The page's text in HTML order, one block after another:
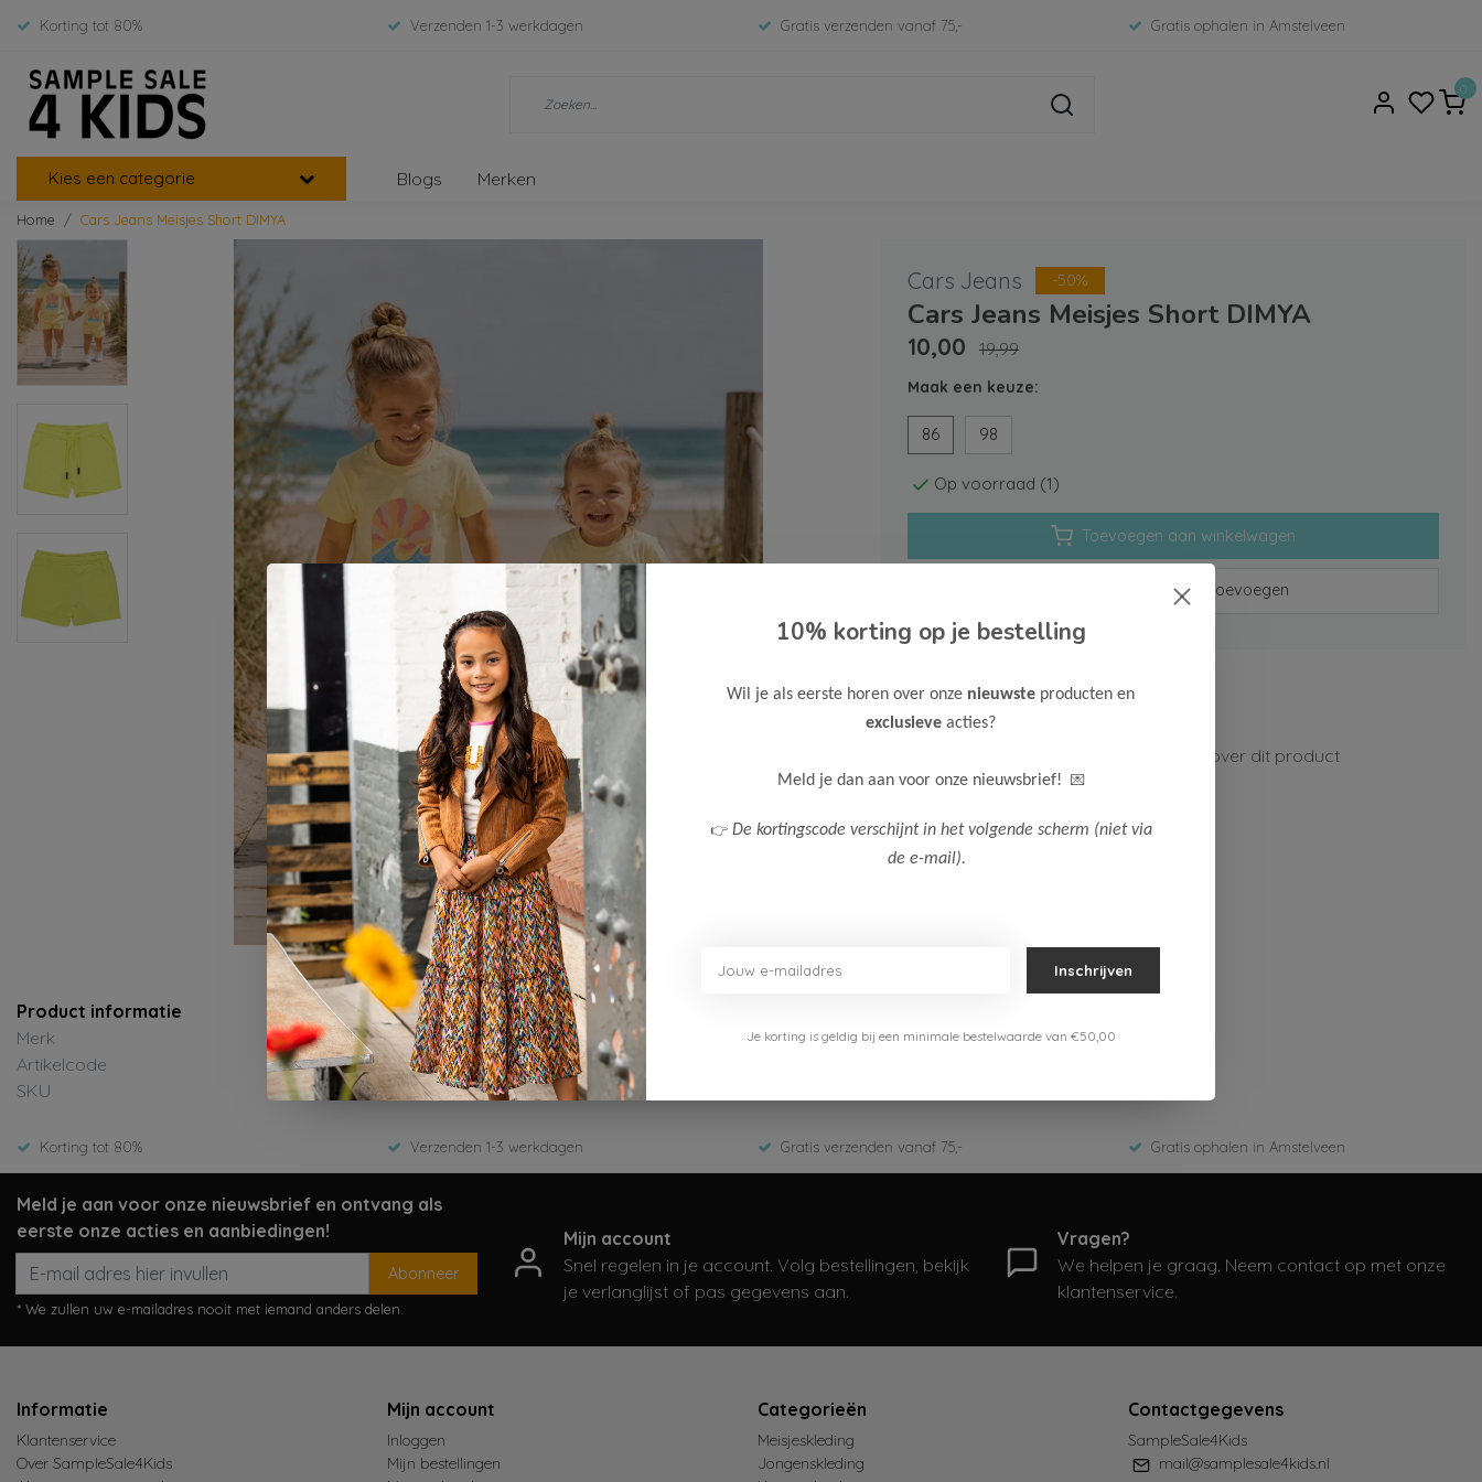
Korting tot 80% Verzenden 1-3 werkdagen Gratis verzenden vanaf 75,- Gratis ophalen in Amstelveen
0
Kies een categorie Blogs Merken
Home Cars Jeans Meisjes Short DIMYA
Cars Jeans -50%
Cars Jeans Meisjes Short DIMYA
10,00 19,99
Maak een keuze:
86 98
Op voorraad (1)
Toevoegen aan winkelwagen
Aan verlanglijst toevoegen
Gratis verzenden vanaf 75,-
Verzenden 1-3 werkdagen
Neem contact op over dit product
Product informatie
Merk
Cars Jeans
Artikelcode
2117930-Yellow
SKU
ED-Zomer 2025
Korting tot 80% Verzenden 1-3 werkdagen Gratis verzenden vanaf 75,- Gratis ophalen in Amstelveen
Meld je aan voor onze nieuwsbrief en ontvang als
eerste onze acties en aanbiedingen!
Abonneer
* We zullen uw e-mailadres nooit met iemand anders delen.
Mijn account
Snel regelen in je account. Volg bestellingen, bekijk
je verlanglijst of pas gegevens aan.
Vragen?
We helpen je graag. Neem contact op met onze
klantenservice.
Informatie
Klantenservice
Over SampleSale4Kids
Mijn account
Inloggen
Mijn bestellingen
Categorieën
Meisjeskleding
Jongenskleding
Contactgegevens
SampleSale4Kids
mail@samplesale4kids.nl
10% korting op je bestelling
Wil je als eerste horen over onze nieuwste producten en
exclusieve acties?
Meld je dan aan voor onze nieuwsbrief! 💌
👉 De kortingscode verschijnt in het volgende scherm (niet via
de e-mail).
Inschrijven
Je korting is geldig bij een minimale bestelwaarde van €50,00